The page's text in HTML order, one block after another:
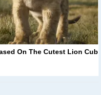
On The Cutest Lion Cub